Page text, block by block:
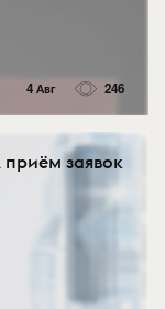
4 Авг 246
приём заявок